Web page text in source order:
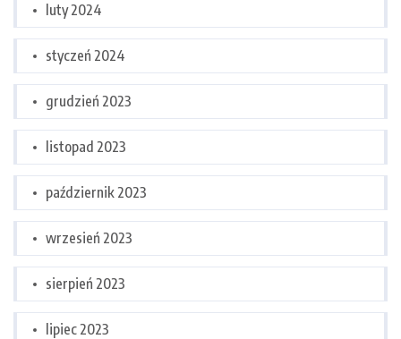
luty 2024
styczeń 2024
grudzień 2023
listopad 2023
październik 2023
wrzesień 2023
sierpień 2023
lipiec 2023